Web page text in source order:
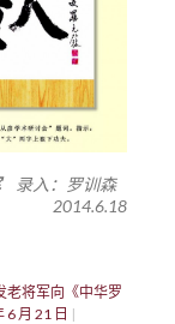
录入：罗训森
2014.6.18
老将军向《中华罗
6 月 21 日